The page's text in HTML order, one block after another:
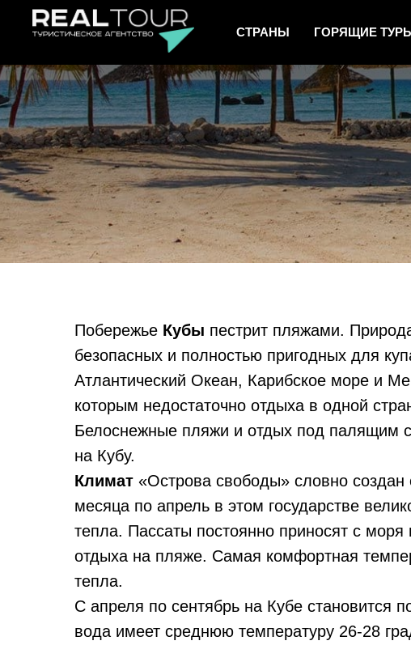
СТРАНЫ ГОРЯЩИЕ
Побережье Кубы пестрит пляжами.
безопасных и полностью пригодных для
Атлантический Океан, Карибское море и
которым недостаточно отдыха в одной
Белоснежные пляжи и отдых под палящим
на Кубу.
Климат «Острова свободы» словно
месяца по апрель в этом государстве
тепла. Пассаты постоянно приносят с
отдыха на пляже. Самая комфортная
тепла.
С апреля по сентябрь на Кубе становится
вода имеет среднюю температуру 26-28